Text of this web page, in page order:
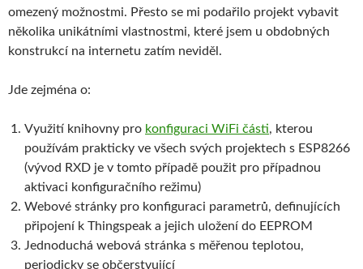
omezený možnostmi. Přesto se mi podařilo projekt vybavit
několika unikátními vlastnostmi, které jsem u obdobných
konstrukcí na internetu zatím neviděl.
Jde zejména o:
Využití knihovny pro konfiguraci WiFi části, kterou
používám prakticky ve všech svých projektech s ESP8266
(vývod RXD je v tomto případě použit pro případnou
aktivaci konfiguračního režimu)
Webové stránky pro konfiguraci parametrů, definujících
připojení k Thingspeak a jejich uložení do EEPROM
Jednoduchá webová stránka s měřenou teplotou,
periodicky se občerstvující